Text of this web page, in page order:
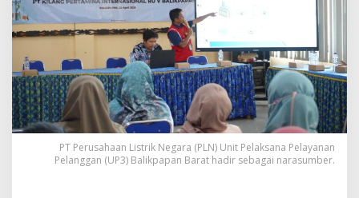
PT Perusahaan Listrik Negara (PLN) Unit Pelaksana Pelayanan
Pelanggan (UP3) Balikpapan Barat hadir sebagai narasumber.